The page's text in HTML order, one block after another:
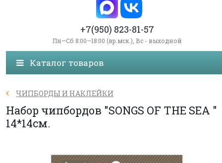
+7(950) 823-81-57
Пн—Сб 8:00—18:00 (вр.мск.), Вс - выходной
Каталог товаров
ЧИПБОРДЫ И НАКЛЕЙКИ
Набор чипбордов "SONGS OF THE SEA "
14*14см.